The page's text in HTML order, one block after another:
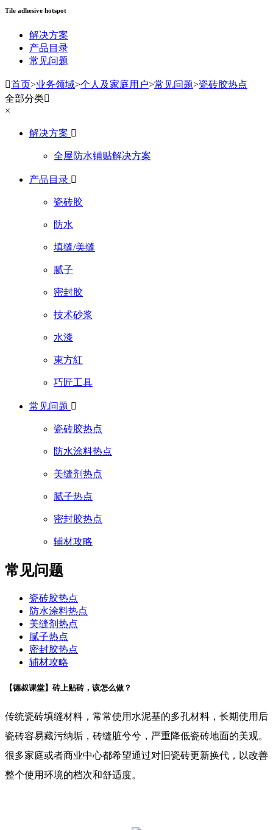
Tile adhesive hotspot
解决方案
产品目录
常见问题
首页>业务领域>个人及家庭用户>常见问题>瓷砖胶热点
全部分类
×
解决方案 
全屋防水铺贴解决方案
产品目录 
瓷砖胶
防水
填缝/美缝
腻子
密封胶
技术砂浆
水漆
東方紅
巧匠工具
常见问题 
瓷砖胶热点
防水涂料热点
美缝剂热点
腻子热点
密封胶热点
辅材攻略
常见问题
瓷砖胶热点
防水涂料热点
美缝剂热点
腻子热点
密封胶热点
辅材攻略
【德叔课堂】砖上贴砖，该怎么做？
传统瓷砖填缝材料，常常使用水泥基的多孔材料，长期使用后
瓷砖容易藏污纳垢，砖缝脏兮兮，严重降低瓷砖地面的美观。
很多家庭或者商业中心都希望通过对旧瓷砖更新换代，以改善
整个使用环境的档次和舒适度。